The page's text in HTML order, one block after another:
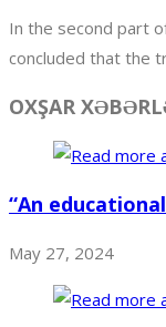
In the second part
concluded that the
OXŞAR
“An
May 27, 2024